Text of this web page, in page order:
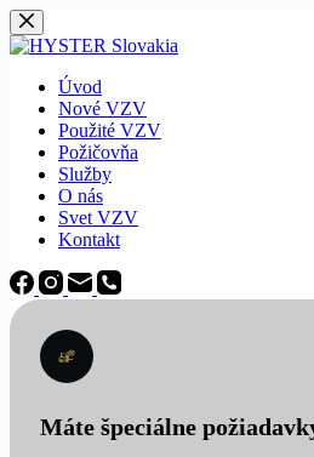
Späť
na
Úvod
Nové VZV
Použité VZV
Požičovňa
Služby
O nás
Svet VZV
Kontakt
Máte špeciálne